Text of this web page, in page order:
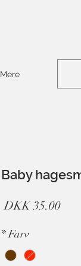
Mere
Baby
Farv
*